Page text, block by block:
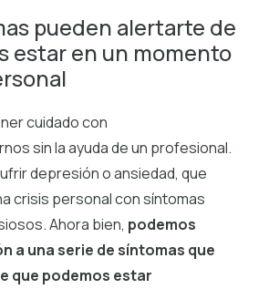
pueden alertarte de
estar en un momento
cuidado con
sin la ayuda de un profesional.
depresión o ansiedad, que
crisis personal con síntomas
Ahora bien, podemos
a una serie de síntomas que
que podemos estar